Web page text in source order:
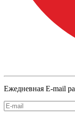
Ежедневная E-mail